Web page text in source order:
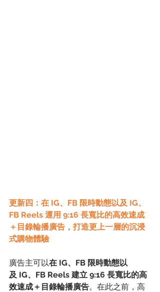
更新四：在 IG、FB 限時動態以及 IG、
FB Reels 運用 9:16 長寬比的高效速成
＋目錄輪播廣告，打造更上一層的沉浸
式購物體驗
廣告主可以在 IG、FB 限時動態以
及 IG、FB Reels 建立 9:16 長寬比的高
效速成＋目錄輪播廣告。在此之前，高